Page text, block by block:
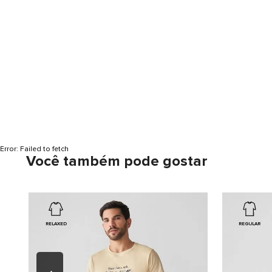
Error: Failed to fetch
Você também pode gostar
RELAXED REGULAR